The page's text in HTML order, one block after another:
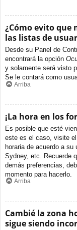
¿Cómo evito que
las listas de
Desde su Panel de
encontrará la opción
y solamente será visto
Se le contará como
Arriba
¡La hora en los
Es posible que esté
este es el caso, visite
horaria de acuerdo a su
Sydney, etc. Recuerde
demás preferencias,
momento para hacerlo.
Arriba
Cambié la zona
sigue siendo